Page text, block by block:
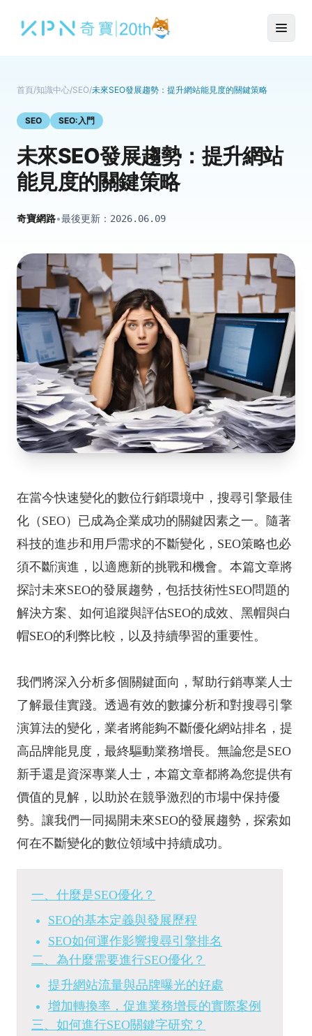
首頁/知識中心/SEO/未來SEO發展趨勢：提升網站能見度的關鍵策略
SEO SEO:入門
未來SEO發展趨勢：提升網站
能見度的關鍵策略
奇寶網路•最後更新： 2026.06.09
在當今快速變化的數位行銷環境中，搜尋引擎最佳
化（SEO）已成為企業成功的關鍵因素之一。隨著
科技的進步和用戶需求的不斷變化，SEO策略也必
須不斷演進，以適應新的挑戰和機會。本篇文章將
探討未來SEO的發展趨勢，包括技術性SEO問題的
解決方案、如何追蹤與評估SEO的成效、黑帽與白
帽SEO的利弊比較，以及持續學習的重要性。
我們將深入分析多個關鍵面向，幫助行銷專業人士
了解最佳實踐。透過有效的數據分析和對搜尋引擎
演算法的變化，業者將能夠不斷優化網站排名，提
高品牌能見度，最終驅動業務增長。無論您是SEO
新手還是資深專業人士，本篇文章都將為您提供有
價值的見解，以助於在競爭激烈的市場中保持優
勢。讓我們一同揭開未來SEO的發展趨勢，探索如
何在不斷變化的數位領域中持續成功。
一、什麼是SEO優化？
SEO的基本定義與發展歷程
SEO如何運作影響搜尋引擎排名
二、為什麼需要進行SEO優化？
提升網站流量與品牌曝光的好處
增加轉換率，促進業務增長的實際案例
三、如何進行SEO關鍵字研究？